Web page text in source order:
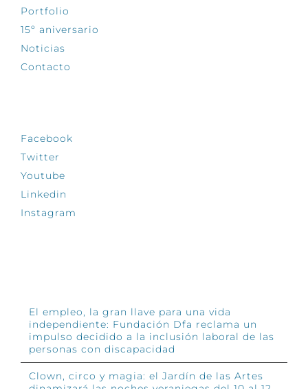
Portfolio
15º aniversario
Noticias
Contacto
Facebook
Twitter
Youtube
Linkedin
Instagram
El empleo, la gran llave para una vida
independiente: Fundación Dfa reclama un
impulso decidido a la inclusión laboral de las
personas con discapacidad
Clown, circo y magia: el Jardín de las Artes